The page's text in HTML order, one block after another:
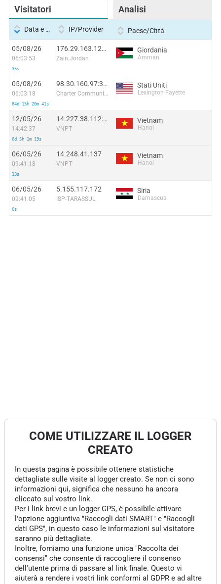
Visitatori Analisi
Data e ora IP/Provider Paese/Città
05/08/26
06:03:53
35s
176.29.163.129:13339
Zain Jordan
Giordania
Amman
05/08/26
06:03:18
84d 15h 20m 41s
98.30.160.97:37538
Charter Communications
Stati Uniti
Lexington-Fayette
12/05/26
14:42:37
6d 5h 1m 19s
14.227.38.112:43021
VNPT
Vietnam
Hanoi
06/05/26
09:41:18
13s
14.248.41.137
VNPT
Vietnam
Hanoi
06/05/26
09:41:05
0s
5.155.117.172
ISP-TARASSUL
Siria
Damascus
COME UTILIZZARE IL LOGGER
CREATO
In questa pagina è possibile ottenere statistiche
dettagliate sulle visite al logger creato. Se non ci sono
informazioni qui, significa che nessuno ha ancora
cliccato sul vostro link.
Per i link brevi e un logger GPS, è possibile attivare
l'opzione aggiuntiva "Raccogli dati SMART" e "Raccogli
dati GPS", in questo caso le informazioni sul visitatore
saranno più dettagliate.
Inoltre, forniamo una funzione unica "Raccolta dei
consensi" che consente di raccogliere il consenso
dell'utente prima di passare al link finale. Questo vi
aiuterà a rendere i vostri link conformi al GDPR e ad altre